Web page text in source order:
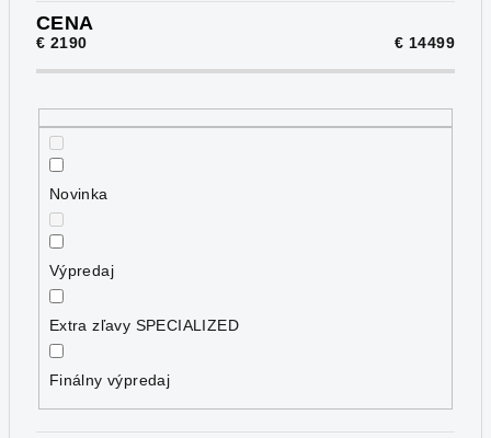
CENA
€ 2190 € 14499
Novinka
Výpredaj
Extra zľavy SPECIALIZED
Finálny výpredaj